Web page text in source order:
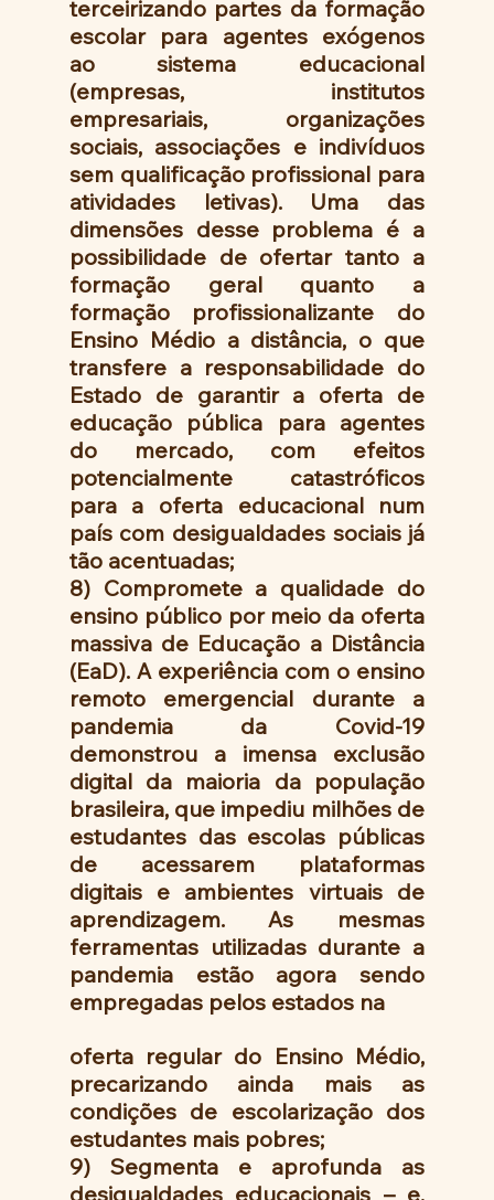
terceirizando partes da formação
escolar para agentes exógenos
ao sistema educacional
(empresas, institutos
empresariais, organizações
sociais, associações e indivíduos
sem qualificação profissional para
atividades letivas). Uma das
dimensões desse problema é a
possibilidade de ofertar tanto a
formação geral quanto a
formação profissionalizante do
Ensino Médio a distância, o que
transfere a responsabilidade do
Estado de garantir a oferta de
educação pública para agentes
do mercado, com efeitos
potencialmente catastróficos
para a oferta educacional num
país com desigualdades sociais já
tão acentuadas;
8) Compromete a qualidade do
ensino público por meio da oferta
massiva de Educação a Distância
(EaD). A experiência com o ensino
remoto emergencial durante a
pandemia da Covid-19
demonstrou a imensa exclusão
digital da maioria da população
brasileira, que impediu milhões de
estudantes das escolas públicas
de acessarem plataformas
digitais e ambientes virtuais de
aprendizagem. As mesmas
ferramentas utilizadas durante a
pandemia estão agora sendo
empregadas pelos estados na
oferta regular do Ensino Médio,
precarizando ainda mais as
condições de escolarização dos
estudantes mais pobres;
9) Segmenta e aprofunda as
desigualdades educacionais – e,